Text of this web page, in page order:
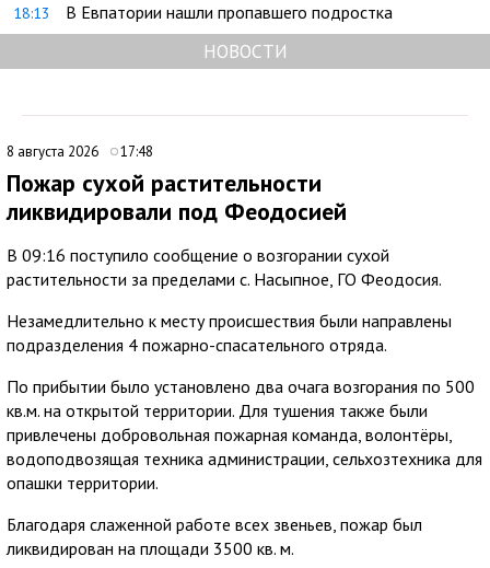
18:13 В Евпатории нашли пропавшего подростка
НОВОСТИ
8 августа 2026 17:48
Пожар сухой растительности
ликвидировали под Феодосией
В 09:16 поступило сообщение о возгорании сухой
растительности за пределами с. Насыпное, ГО Феодосия.
Незамедлительно к месту происшествия были направлены
подразделения 4 пожарно-спасательного отряда.
По прибытии было установлено два очага возгорания по 500
кв.м. на открытой территории. Для тушения также были
привлечены добровольная пожарная команда, волонтёры,
водоподвозящая техника администрации, сельхозтехника для
опашки территории.
Благодаря слаженной работе всех звеньев, пожар был
ликвидирован на площади 3500 кв. м.